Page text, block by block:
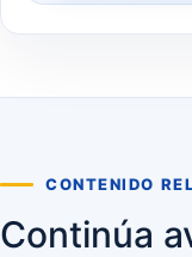
CONTENIDO
Continúa